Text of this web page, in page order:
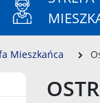
Mieszkańca